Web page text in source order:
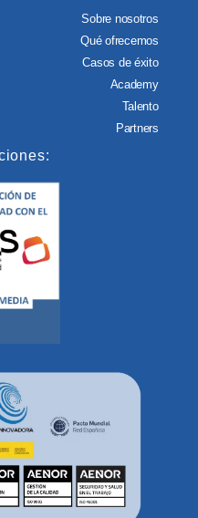
Sobre nosotros
Qué ofrecemos
Casos de éxito
Academy
Talento
Partners